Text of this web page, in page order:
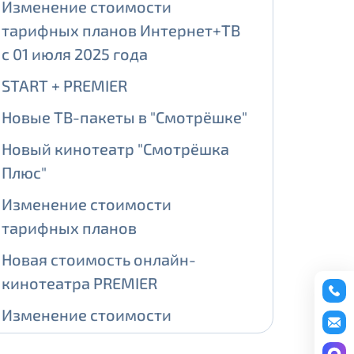
Изменение стоимости
тарифных планов Интернет+ТВ
с 01 июля 2025 года
START + PREMIER
Новые ТВ-пакеты в "Смотрёшке"
Новый кинотеатр "Смотрёшка
Плюс"
Изменение стоимости
тарифных планов
Новая стоимость онлайн-
кинотеатра PREMIER
Изменение стоимости
тарифных планов
На карте
обработки персональных
обработки персональных
выделение публичного IP
IP адрес -
реквизитов.
услуги.
в течение трех календарных